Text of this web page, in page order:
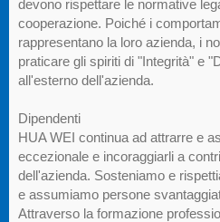
devono rispettare le normative
cooperazione. Poiché i
rappresentano la loro azienda, i
praticare gli spiriti di "Integrità" e
all'esterno dell'azienda.
Dipendenti
HUA WEI continua ad attrarre e
eccezionale e incoraggiarli a
dell'azienda. Sosteniamo e
e assumiamo persone
Attraverso la formazione